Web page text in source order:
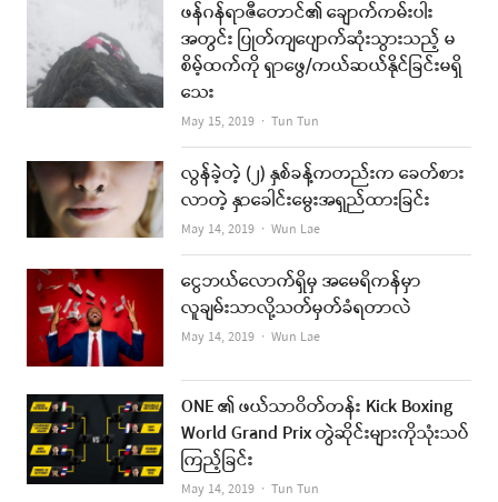
ဖန်ဂန်ရာဇီတောင်၏ ချောက်ကမ်းပါး
အတွင်း ပြုတ်ကျပျောက်ဆုံးသွားသည့် မ
စိမ့်ထက်ကို ရှာဖွေ/ကယ်ဆယ်နိုင်ခြင်းမရှိ
သေး
May 15, 2019 Author
Tun Tun
လွန်ခဲ့တဲ့ (၂) နှစ်ခန့်ကတည်းက ခေတ်စား
လာတဲ့ နှာခေါင်းမွေးအရှည်ထားခြင်း
May 14, 2019 Author
Wun Lae
ငွေဘယ်လောက်ရှိမှ အမေရိကန်မှာ
လူချမ်းသာလို့သတ်မှတ်ခံရတာလဲ
May 14, 2019 Author
Wun Lae
ONE ၏ ဖယ်သာဝိတ်တန်း Kick Boxing
World Grand Prix တွဲဆိုင်းများကိုသုံးသပ်
ကြည့်ခြင်း
May 14, 2019 Author
Tun Tun